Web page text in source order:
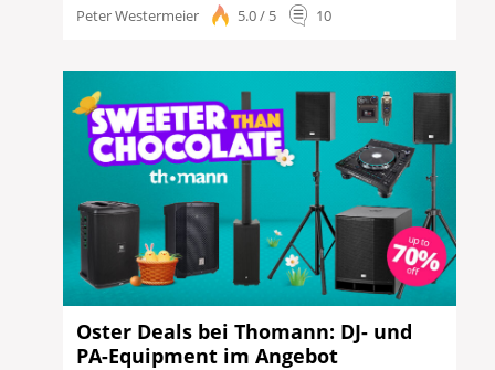
Peter Westermeier 5.0 / 5 10
Oster Deals bei Thomann: DJ- und
PA-Equipment im Angebot